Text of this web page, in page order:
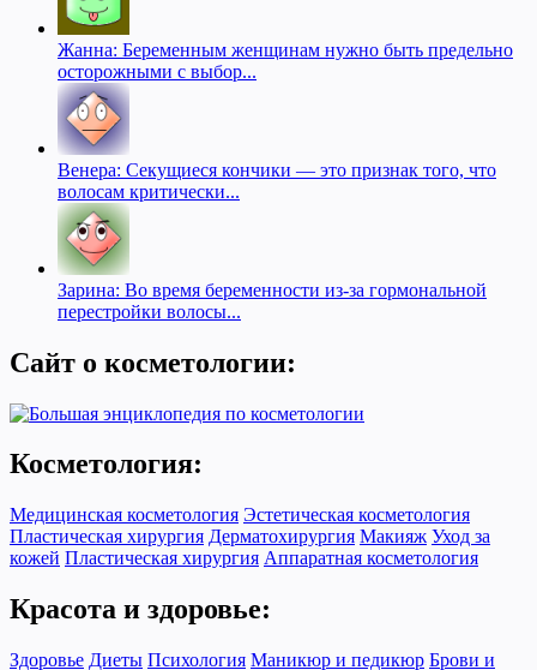
Жанна: Беременным женщинам нужно быть предельно
осторожными с выбор...
Венера: Секущиеся кончики — это признак того, что
волосам критически...
Зарина: Во время беременности из-за гормональной
перестройки волосы...
Сайт о косметологии:
Косметология:
Медицинская косметология Эстетическая косметология
Пластическая хирургия Дерматохирургия Макияж Уход за
кожей Пластическая хирургия Аппаратная косметология
Красота и здоровье:
Здоровье Диеты Психология Маникюр и педикюр Брови и